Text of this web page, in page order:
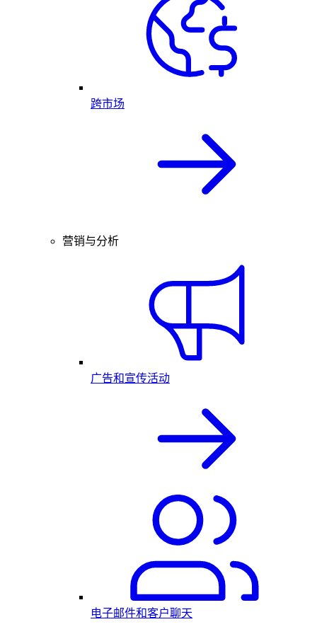
跨市场
营销与分析
广告和宣传活动
电子邮件和客户聊天